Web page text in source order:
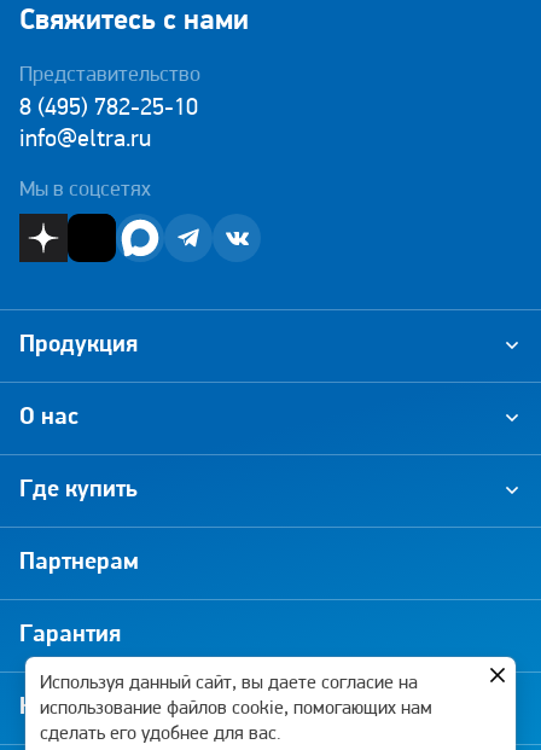
Свяжитесь с нами
Представительство
8 (495) 782-25-10
info@eltra.ru
Мы в соцсетях
О нас
Где купить
Партнерам
Гарантия
Новости и акции
Продукция
Используя данный сайт, вы даете согласие на
использование файлов cookie, помогающих нам
сделать его удобнее для вас.